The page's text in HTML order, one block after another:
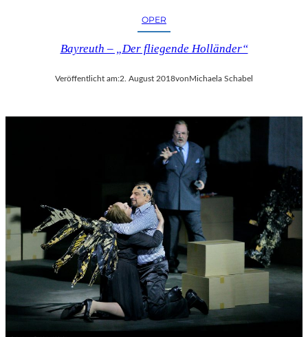
OPER
Bayreuth – „Der fliegende Holländer“
Veröffentlicht am:2. August 2018von Michaela Schabel